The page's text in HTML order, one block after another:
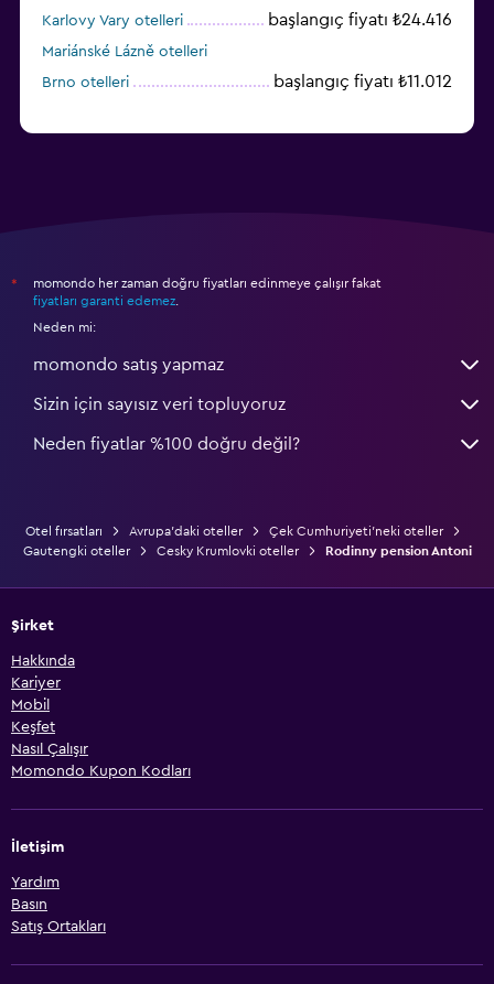
Karlovy Vary otelleri
başlangıç fiyatı ₺24.416
Mariánské Lázně otelleri
Brno otelleri
başlangıç fiyatı ₺11.012
*
momondo her zaman doğru fiyatları edinmeye çalışır fakat
fiyatları garanti edemez
Neden mi:
momondo satış yapmaz
Sizin için sayısız veri topluyoruz
Neden fiyatlar %100 doğru değil?
Otel fırsatları Avrupa'daki oteller
Çek Cumhuriyeti'neki oteller
Gautengki oteller
Cesky Krumlovki oteller Rodinny pension Antoni
Şirket
Hakkında
Kariyer
Mobil
Keşfet
Nasıl Çalışır
Momondo Kupon Kodları
İletişim
Yardım
Basın
Satış Ortakları